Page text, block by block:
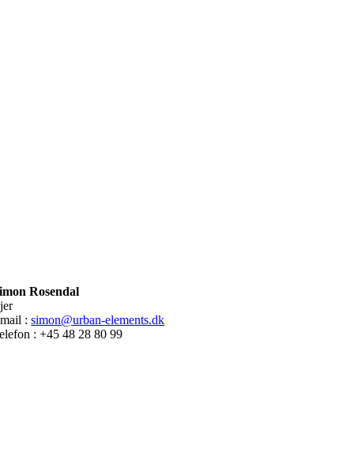
Rosendal
:simon@urban-elements.dk
: +45 48 28 80 99